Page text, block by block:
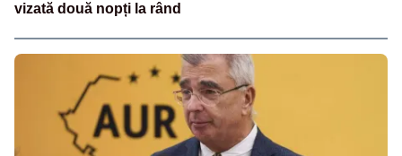
vizată două nopți la rând